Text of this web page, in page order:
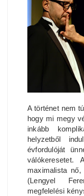
A történet nem
hogy mi megy
inkább
helyzetből
évfordulóját
válókeresetet.
maximalista
(Lengyel
megfelelési